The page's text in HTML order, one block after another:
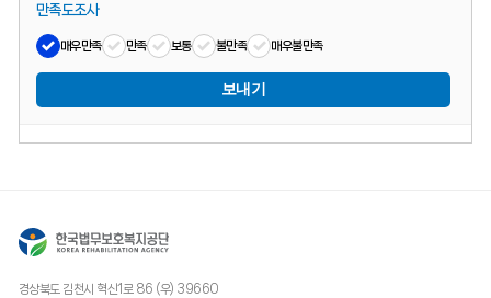
만족도조사
매우만족 만족 보통 불만족 매우불만족
보내기
경상북도 김천시 혁신1로 86 (우) 39660